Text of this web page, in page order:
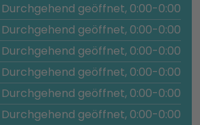
Durchgehend geöffnet, 0:00-0:00
Durchgehend geöffnet, 0:00-0:00
Durchgehend geöffnet, 0:00-0:00
Durchgehend geöffnet, 0:00-0:00
Durchgehend geöffnet, 0:00-0:00
Durchgehend geöffnet, 0:00-0:00